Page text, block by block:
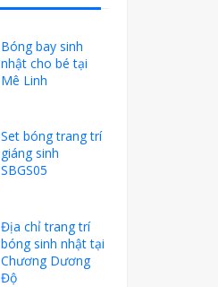
Bóng bay sinh
nhật cho bé tại
Mê Linh
Set bóng trang trí
giáng sinh
SBGS05
Địa chỉ trang trí
bóng sinh nhật tại
Chương Dương
Độ